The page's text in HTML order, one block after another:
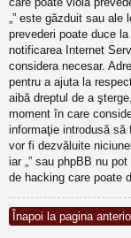
„” este găzduit sau
prevederi poate duce
notificarea Internet
considera necesar.
pentru a ajuta la
aibă dreptul de a
moment în care
informaţie introdusă
vor fi dezvăluite
iar „” sau phpBB nu
de hacking care poate
Înapoi la pagina